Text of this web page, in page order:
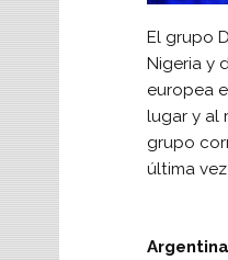
El grupo
Nigeria y
europea
lugar y al
grupo
última